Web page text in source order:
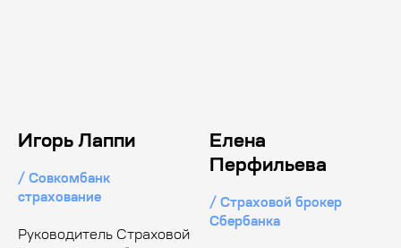
Игорь Лаппи
/ Совкомбанк
страхование
Руководитель Страховой
Елена
Перфильева
/ Страховой брокер
Сбербанка